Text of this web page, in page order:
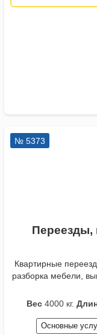
№ 5373
Переезды,
Квартирные
разборка мебели,
Вес 4000 кг.
Основные